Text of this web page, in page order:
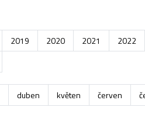
2019 2020 2021
2022
duben květen červen